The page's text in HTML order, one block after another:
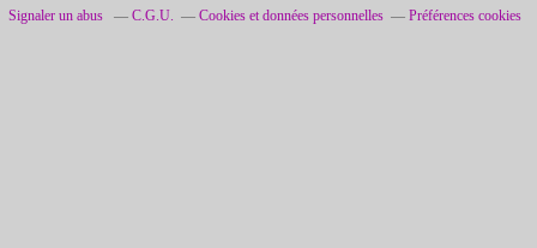
Signaler un abus C.G.U. Cookies et données personnelles Préférences cookies